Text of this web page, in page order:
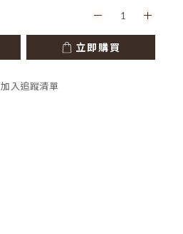
立即購買
加入追蹤清單